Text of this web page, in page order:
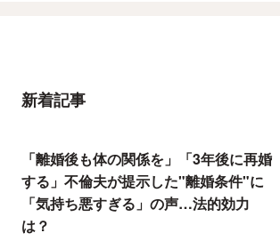
新着記事
「離婚後も体の関係を」「3年後に再婚
する」不倫夫が提示した"離婚条件"に
「気持ち悪すぎる」の声…法的効力
は？